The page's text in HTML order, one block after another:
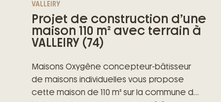
VALLEIRY
Projet de construction d’une
maison 110 m² avec terrain à
VALLEIRY (74)
Maisons Oxygène concepteur-bâtisseur
de maisons individuelles vous propose
cette maison de 110 m² sur la commune de